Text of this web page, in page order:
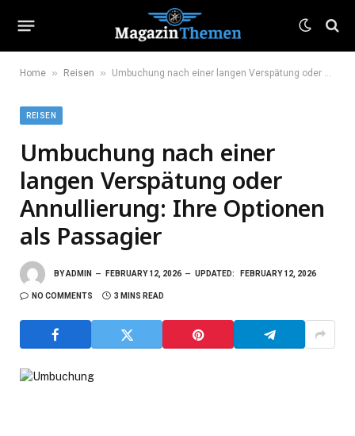
Home » Reisen » Umbuchung nach einer langen Verspätung oder Annullierung: Ihre Optionen als Passagier
REISEN
Umbuchung nach einer
langen Verspätung oder
Annullierung: Ihre Optionen
als Passagier
BYADMIN FEBRUARY 12, 2026 UPDATED: FEBRUARY 12, 2026
NO COMMENTS 3 MINS READ